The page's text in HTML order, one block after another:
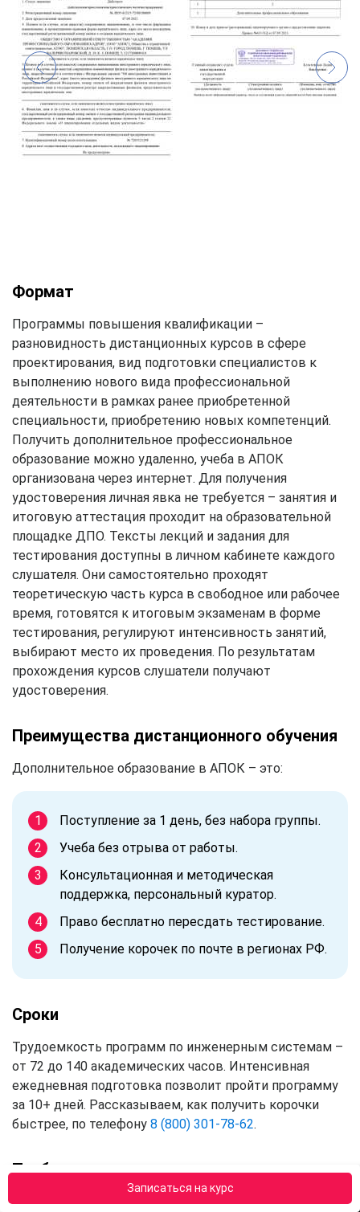
Записаться на курс
Формат
Программы повышения квалификации –
разновидность дистанционных курсов в сфере
проектирования, вид подготовки специалистов к
выполнению нового вида профессиональной
деятельности в рамках ранее приобретенной
специальности, приобретению новых компетенций.
Получить дополнительное профессиональное
образование можно удаленно, учеба в АПОК
организована через интернет. Для получения
удостоверения личная явка не требуется – занятия и
итоговую аттестация проходит на образовательной
площадке ДПО. Тексты лекций и задания для
тестирования доступны в личном кабинете каждого
слушателя. Они самостоятельно проходят
теоретическую часть курса в свободное или рабочее
время, готовятся к итоговым экзаменам в форме
тестирования, регулируют интенсивность занятий,
выбирают место их проведения. По результатам
прохождения курсов слушатели получают
удостоверения.
Преимущества дистанционного обучения
Дополнительное образование в АПОК – это:
Поступление за 1 день, без набора группы.
Учеба без отрыва от работы.
Консультационная и методическая
поддержка, персональный куратор.
Право бесплатно пересдать тестирование.
Получение корочек по почте в регионах РФ.
Сроки
Трудоемкость программ по инженерным системам –
от 72 до 140 академических часов. Интенсивная
ежедневная подготовка позволит пройти программу
за 10+ дней. Рассказываем, как получить корочки
быстрее, по телефону 8 (800) 301-78-62.
Требования к слушателям
Пройти курсы в АПОК смогут граждане России с